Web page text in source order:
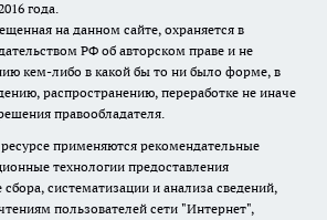
года.
на данном сайте, охраняется в
РФ об авторском праве и не
кем-либо в какой бы то ни было форме, в
распространению, переработке не иначе
правообладателя.
применяются рекомендательные
технологии предоставления
систематизации и анализа сведений,
пользователей сети "Интернет",